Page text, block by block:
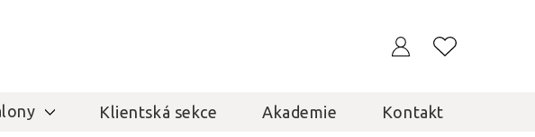
Klientská sekce Akademie Kontakt